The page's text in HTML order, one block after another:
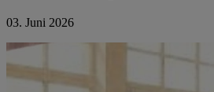
03. Juni 2026